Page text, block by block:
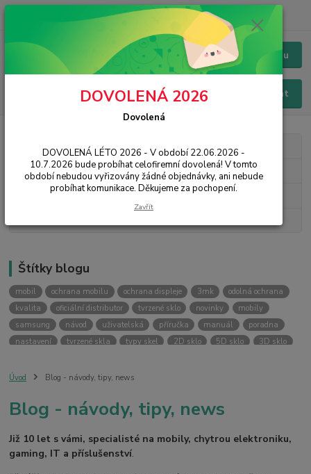
Menu
Hledat
Chat / Online podpora - 24/7
Kategorie blogu
3mk Protection
Novinky
Štítky blogu
mobil ochrana mobilu ochrana displeje 3mk
odolná ochrana
kvalita
oficiální distributor tvrzené sklo novinky
mobily
samsung
návod uživatelská příručka manuál
poradna
nastavení
tvrzené skla typy skel 2D sklo 5D sklo
3D sklo
ochranný kryt
vlastní potisk
3mk ochrana
premium reseller pouzdra kryty
kamera
pro děti
Úvod Blog - návody, tipy, news
Blog - návody, tipy, news
Již 10 let s vámi, specialisté na mobily, chytrou elektroniku,
gaming, IT a příslušenství.
DOVOLENÁ 2026
Dovolená
DOVOLENÁ LÉTO 2026 - V období 22.06.2026 -
10.7.2026 bude probíhat celofiremní dovolená! V tomto
období nebudou vyřizovány žádné objednávky, ani nebude
probíhat komunikace. Děkujeme za pochopení.
Zavřít